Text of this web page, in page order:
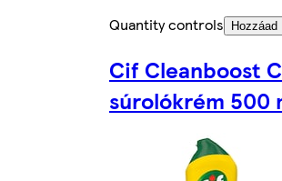
Quantity controls
Hozzáad
Cif Cleanboost
súrolókrém 500